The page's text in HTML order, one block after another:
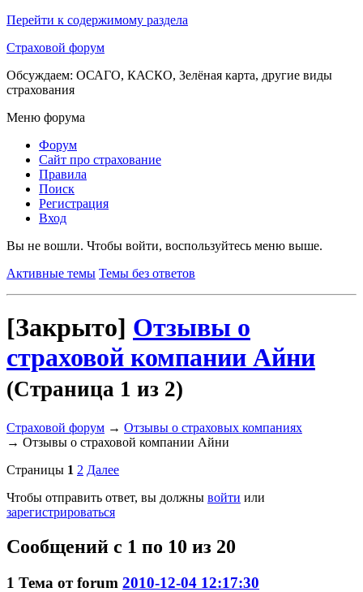
Перейти к содержимому раздела
Страховой форум
Обсуждаем: ОСАГО, КАСКО, Зелёная карта, другие виды
страхования
Меню форума
Форум
Сайт про страхование
Правила
Поиск
Регистрация
Вход
Вы не вошли. Чтобы войти, воспользуйтесь меню выше.
Активные темы Темы без ответов
[Закрыто] Отзывы о
страховой компании Айни
(Страница 1 из 2)
Страховой форум → Отзывы о страховых компаниях
→ Отзывы о страховой компании Айни
Страницы 1 2 Далее
Чтобы отправить ответ, вы должны войти или
зарегистрироваться
Сообщений с 1 по 10 из 20
1 Тема отforum 2010-12-04 12:17:30